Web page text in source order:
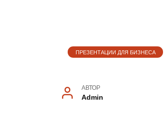
ПРЕЗЕНТАЦИИ ДЛЯ БИЗНЕСА
АВТОР
Admin